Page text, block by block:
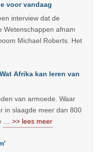
voor vandaag
interview dat de
Wetenschappen afnam
Michael Roberts. Het
Afrika kan leren van
van armoede. Waar
in slaagde meer dan 800
… >> lees meer